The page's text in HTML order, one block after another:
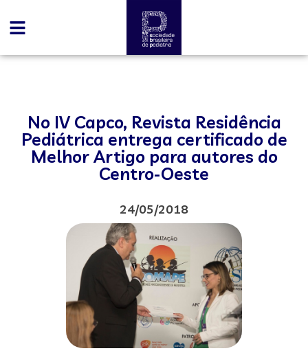
No IV Capco, Revista Residência
Pediátrica entrega certificado de
Melhor Artigo para autores do
Centro-Oeste
24/05/2018